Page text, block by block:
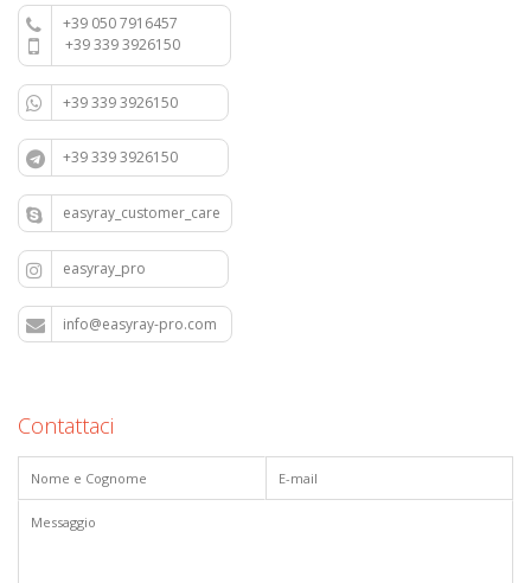
+39 050 7916457
+39 339 3926150
+39 339 3926150
+39 339 3926150
easyray_customer_care
easyray_pro
info@easyray-pro.com
Contattaci